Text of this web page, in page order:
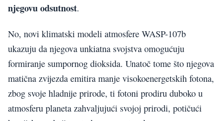
njegovu odsutnost.
No, novi klimatski modeli atmosfere WASP-107b
ukazuju da njegova unkiatna svojstva omogućuju
formiranje sumpornog dioksida. Unatoč tome što njegova
matična zvijezda emitira manje visokoenergetskih fotona,
zbog svoje hladnije prirode, ti fotoni prodiru duboko u
atmosferu planeta zahvaljujući svojoj prirodi, potičući